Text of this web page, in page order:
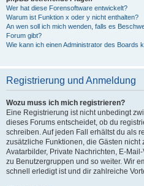
Wer hat diese Forensoftware entwickelt?
Warum ist Funktion x oder y nicht enthalten?
An wen soll ich mich wenden, falls es
Forum gibt?
Wie kann ich einen Administrator des Boards
Registrierung und Anmeldung
Wozu muss ich mich registrieren?
Eine Registrierung ist nicht unbedingt
dieses Forums entscheidet, ob du
schreiben. Auf jeden Fall erhältst du als
zusätzliche Funktionen, die Gästen nicht
Avatarbilder, Private Nachrichten, E-
zu Benutzergruppen und so weiter. Wir
schnell erledigt ist und dir zahlreiche